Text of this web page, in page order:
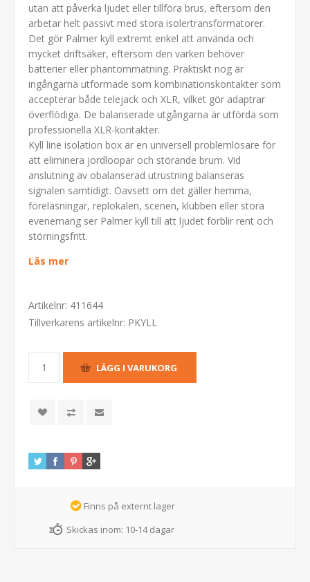
utan att påverka ljudet eller tillföra brus, eftersom den
arbetar helt passivt med stora isolertransformatorer.
Det gör Palmer kyll extremt enkel att använda och
mycket driftsäker, eftersom den varken behöver
batterier eller phantommatning. Praktiskt nog är
ingångarna utformade som kombinationskontakter som
accepterar både telejack och XLR, vilket gör adaptrar
överflödiga. De balanserade utgångarna är utförda som
professionella XLR-kontakter.
Kyll line isolation box är en universell problemlösare för
att eliminera jordloopar och störande brum. Vid
anslutning av obalanserad utrustning balanseras
signalen samtidigt. Oavsett om det gäller hemma,
föreläsningar, replokalen, scenen, klubben eller stora
evenemang ser Palmer kyll till att ljudet förblir rent och
störningsfritt.
Läs mer
Artikelnr: 411644
Tillverkarens artikelnr: PKYLL
Finns på externt lager
Skickas inom: 10-14 dagar